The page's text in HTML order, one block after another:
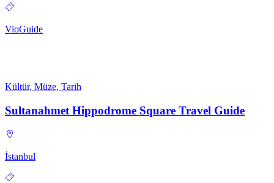
VioGuide
Kültür, Müze, Tarih
Sultanahmet Hippodrome Square Travel Guide
İstanbul